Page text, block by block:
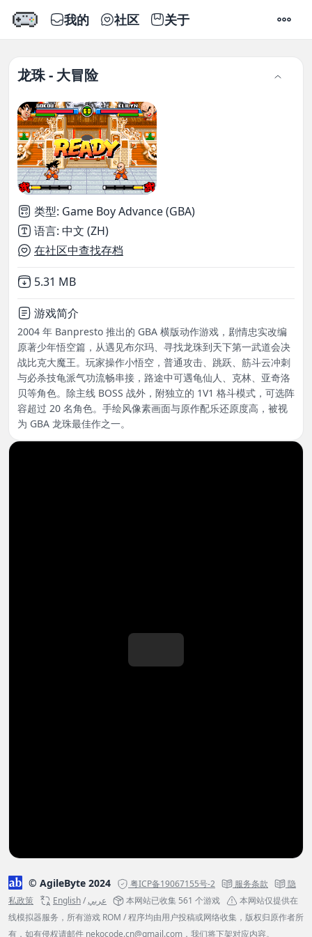
我的 社区 关于 设置
龙珠 - 大冒险
类型: Game Boy Advance (GBA)
语言: 中文 (ZH)
在社区中查找存档
Not downloaded
5.31 MB
游戏简介
2004 年 Banpresto 推出的 GBA 横版动作游戏，剧情忠实改编
原著少年悟空篇，从遇见布尔玛、寻找龙珠到天下第一武道会决
战比克大魔王。玩家操作小悟空，普通攻击、跳跃、筋斗云冲刺
与必杀技龟派气功流畅串接，路途中可遇龟仙人、克林、亚奇洛
贝等角色。除主线 BOSS 战外，附独立的 1V1 格斗模式，可选阵
容超过 20 名角色。手绘风像素画面与原作配乐还原度高，被视
为 GBA 龙珠最佳作之一。
© AgileByte 2024 粤ICP备19067155号-2 服务条款
隐
私政策
English/عربي 本网站已收集 561 个游戏
本网站仅提供在
线模拟器服务，所有游戏 ROM / 程序均由用户投稿或网络收集，版权归原作者所
有，如有侵权请邮件 nekocode.cn@gmail.com ，我们将下架对应内容。